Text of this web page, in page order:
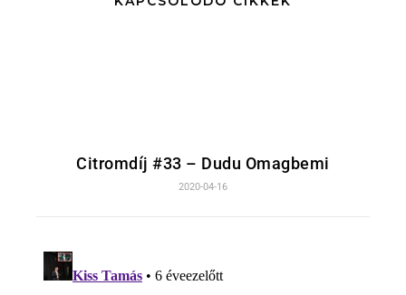
Citromdíj #33 – Dudu Omagbemi
2020-04-16